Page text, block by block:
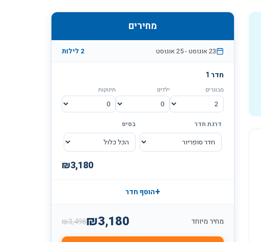
מחירים
23 אוגוסט -25 אוגוסט 2 לילות
חדר 1
מבוגרים ילדים תינוקות
דרגת חדר בסיס
₪3,180
+הוסף חדר
מחיר מיוחד ₪3,180
₪3,498